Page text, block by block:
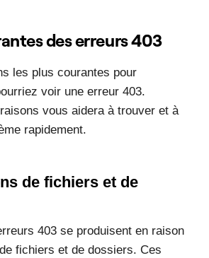
des erreurs 403
les plus courantes pour
voir une erreur 403.
vous aidera à trouver et à
rapidement.
de fichiers et de
403 se produisent en raison
fichiers et de dossiers. Ces